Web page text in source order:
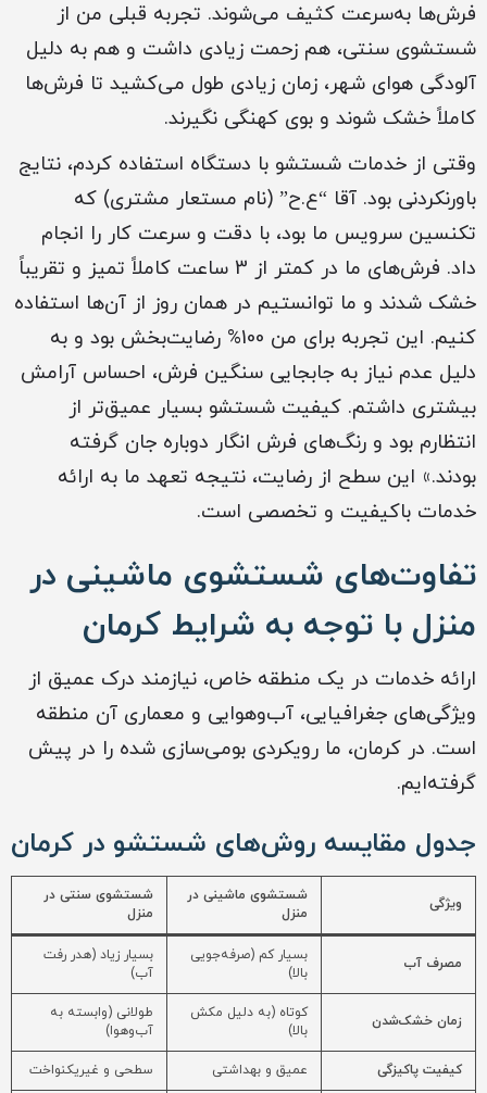
فرش‌ها به‌سرعت کثیف می‌شوند. تجربه قبلی من از
شستشوی سنتی، هم زحمت زیادی داشت و هم به دلیل
آلودگی هوای شهر، زمان زیادی طول می‌کشید تا فرش‌ها
کاملاً خشک شوند و بوی کهنگی نگیرند.
وقتی از خدمات شستشو با دستگاه استفاده کردم، نتایج
باورنکردنی بود. آقا “ع.ح” (نام مستعار مشتری) که
تکنسین سرویس ما بود، با دقت و سرعت کار را انجام
داد. فرش‌های ما در کمتر از 3 ساعت کاملاً تمیز و تقریباً
خشک شدند و ما توانستیم در همان روز از آن‌ها استفاده
کنیم. این تجربه برای من 100% رضایت‌بخش بود و به
دلیل عدم نیاز به جابجایی سنگین فرش، احساس آرامش
بیشتری داشتم. کیفیت شستشو بسیار عمیق‌تر از
انتظارم بود و رنگ‌های فرش انگار دوباره جان گرفته
بودند.» این سطح از رضایت، نتیجه تعهد ما به ارائه
خدمات باکیفیت و تخصصی است.
تفاوت‌های شستشوی ماشینی در
منزل با توجه به شرایط کرمان
ارائه خدمات در یک منطقه خاص، نیازمند درک عمیق از
ویژگی‌های جغرافیایی، آب‌وهوایی و معماری آن منطقه
است. در کرمان، ما رویکردی بومی‌سازی شده را در پیش
گرفته‌ایم.
جدول مقایسه روش‌های شستشو در کرمان
ویژگی
شستشوی ماشینی در
منزل
شستشوی سنتی در
منزل
مصرف آب
بسیار کم (صرفه‌جویی
بالا)
بسیار زیاد (هدر رفت
آب)
زمان خشک‌شدن
کوتاه (به دلیل مکش
بالا)
طولانی (وابسته به
آب‌وهوا)
کیفیت پاکیزگی عمیق و بهداشتی سطحی و غیریکنواخت